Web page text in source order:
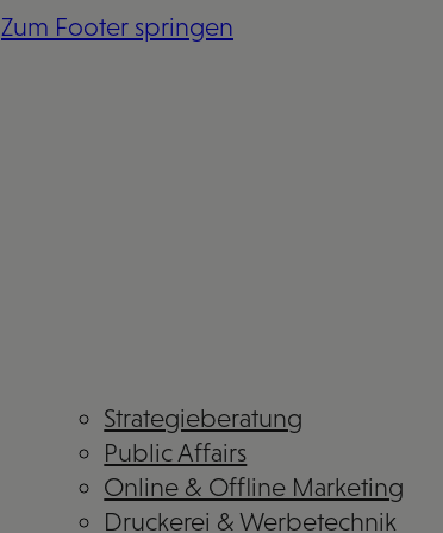
Zum Footer springen
Strategieberatung
Public Affairs
Online & Offline Marketing
Druckerei & Werbetechnik